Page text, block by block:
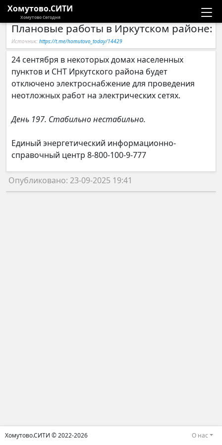
Хомутово.СИТИ
Хомутово Сегодня
Новости
Галерея
Плановые работы в Иркутском районе:
Источник: https://t.me/homutovo_today/14429
24 сентября в некоторых домах населенных
пунктов и СНТ Иркутского района будет
отключено электроснабжение для проведения
неотложных работ на электрических сетях.
День 197. Стабильно нестабильно.
Единый энергетический информационно-
справочный центр 8-800-100-9-777
Опубликовано: 23-09-2025 19:41
Хомутово.СИТИ © 2022-2026 О нас